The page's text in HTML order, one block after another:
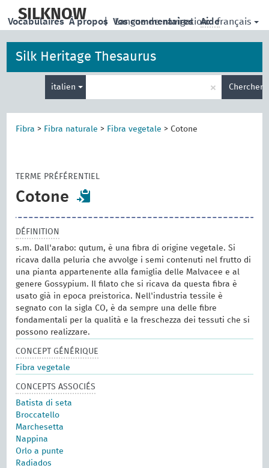
main
SILKNOW | Langue de navigation: français
Vocabulaires À propos Vos commentaires Aide
Silk Heritage Thesaurus
italien
de
recherche
× Chercher
Fibra > Fibra naturale > Fibra vegetale > Cotone
TERME PRÉFÉRENTIEL
Cotone
DÉFINITION
s.m. Dall'arabo: qutum, è una fibra di origine vegetale. Si
ricava dalla peluria che avvolge i semi contenuti nel frutto di
una pianta appartenente alla famiglia delle Malvacee e al
genere Gossypium. Il filato che si ricava da questa fibra è
usato già in epoca preistorica. Nell'industria tessile è
segnato con la sigla CO, è da sempre una delle fibre
fondamentali per la qualità e la freschezza dei tessuti che si
possono realizzare.
CONCEPT GÉNÉRIQUE
Fibra vegetale
CONCEPTS ASSOCIÉS
Batista di seta
Broccatello
Marchesetta
Nappina
Orlo a punte
Radiados